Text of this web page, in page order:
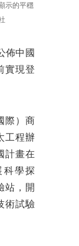
示的平穩
佈中國
實現登
際）商
工程辦
計畫在
科學探
站，開
術試驗